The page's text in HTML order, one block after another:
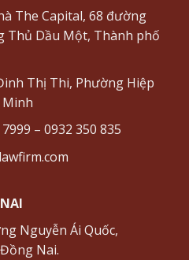
The Capital, 68 đường
Thủ Dầu Một, Thành phố
Thị Thi, Phường Hiệp
Minh
– 0932 350 835
Nguyễn Ái Quốc,
Nai.